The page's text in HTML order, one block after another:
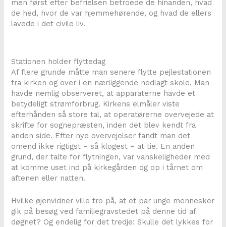
men først efter befrielsen betroede de hinanden, hvad
de hed, hvor de var hjemmehørende, og hvad de ellers
lavede i det civile liv.
Stationen holder flyttedag
Af flere grunde måtte man senere flytte pejlestationen
fra kirken og over i en nærliggende nedlagt skole. Man
havde nemlig observeret, at apparaterne havde et
betydeligt strømforbrug. Kirkens elmåler viste
efterhånden så store tal, at operatørerne overvejede at
skrifte for sognepræsten, inden det blev kendt fra
anden side. Efter nye overvejelser fandt man det
omend ikke rigtigst – så klogest – at tie. En anden
grund, der talte for flytningen, var vanskeligheder med
at komme uset ind på kirkegården og op i tårnet om
aftenen eller natten.
Hvilke øjenvidner ville tro på, at et par unge mennesker
gik på besøg ved familiegravstedet på denne tid af
døgnet? Og endelig for det tredje: Skulle det lykkes for